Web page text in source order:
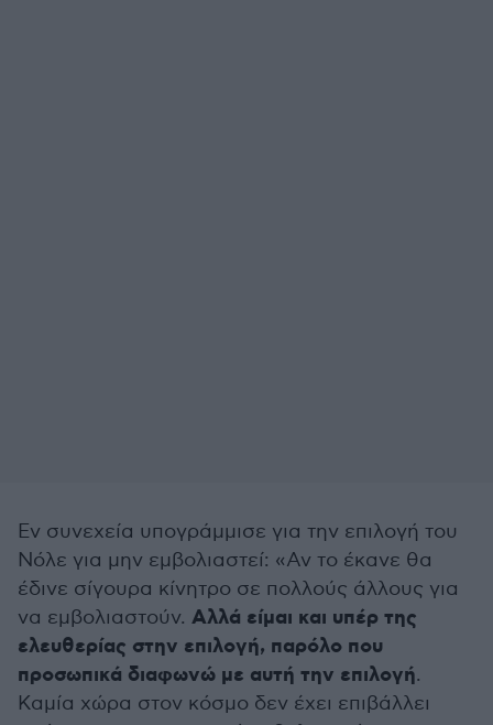
Εν συνεχεία υπογράμμισε για την επιλογή του
Νόλε για μην εμβολιαστεί: «Αν το έκανε θα
έδινε σίγουρα κίνητρο σε πολλούς άλλους για
να εμβολιαστούν. Αλλά είμαι και υπέρ της
ελευθερίας στην επιλογή, παρόλο που
προσωπικά διαφωνώ με αυτή την επιλογή.
Καμία χώρα στον κόσμο δεν έχει επιβάλλει